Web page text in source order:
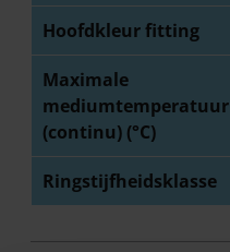
Hoofdkleur fitting
Maximale
mediumtemperatuur
(continu) (°C)
Ringstijfheidsklasse